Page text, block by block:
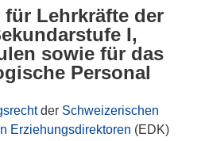
Lehrkräfte der
I,
sowie für das
Personal
der Schweizerischen
Erziehungsdirektoren (EDK)